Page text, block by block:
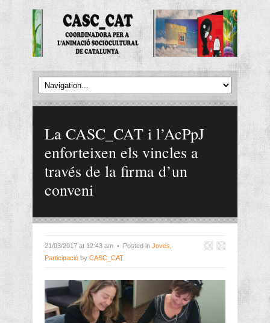
La CASC_CAT i l’AcPpJ
enforteixen els vincles a
través de la firma d’un
conveni
21/03/2017 at 12:43 am • Posted in Joves
Participació by CASC_CAT